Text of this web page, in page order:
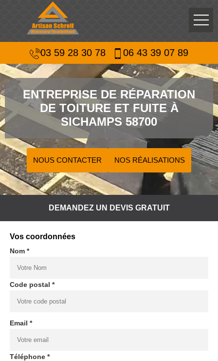
03 59 28 30 78 06 43 39 07 89
ENTREPRISE DE RÉPARATION
DE TOITURE ET FUITE À
SICHAMPS 58700
NOUS CONTACTER NOS RÉALISATIONS
DEMANDEZ UN DEVIS GRATUIT
Vos coordonnées
Nom *
Code postal *
Email *
Téléphone *